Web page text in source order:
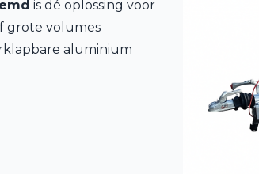
is dé oplossing voor
grote volumes
aluminium